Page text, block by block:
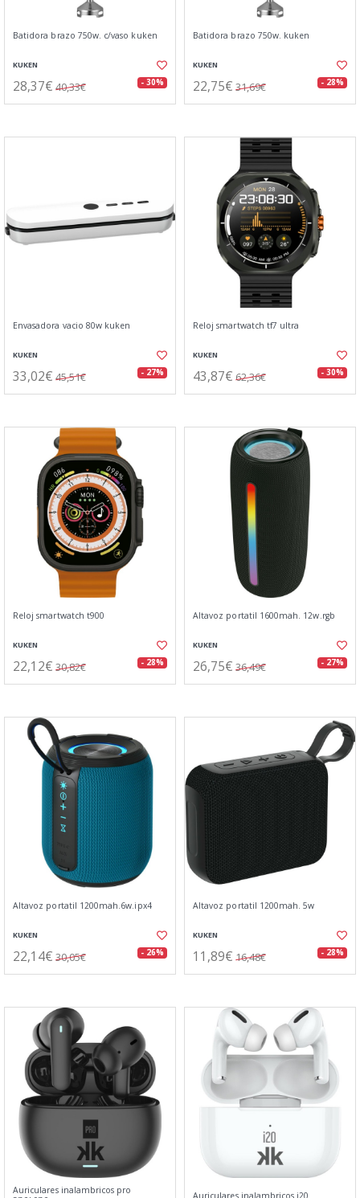
Batidora brazo 750w. c/vaso kuken
KUKEN
28,37€ 40,33€ - 30%
Batidora brazo 750w. kuken
KUKEN
22,75€ 31,69€ - 28%
Envasadora vacio 80w kuken
KUKEN
33,02€ 45,51€ - 27%
Reloj smartwatch tf7 ultra
KUKEN
43,87€ 62,36€ - 30%
Reloj smartwatch t900
KUKEN
22,12€ 30,82€ - 28%
Altavoz portatil 1600mah. 12w.rgb
KUKEN
26,75€ 36,49€ - 27%
Altavoz portatil 1200mah.6w.ipx4
KUKEN
22,14€ 30,05€ - 26%
Altavoz portatil 1200mah. 5w
KUKEN
11,89€ 16,48€ - 28%
Auriculares inalambricos pro Auriculares inalambricos i20